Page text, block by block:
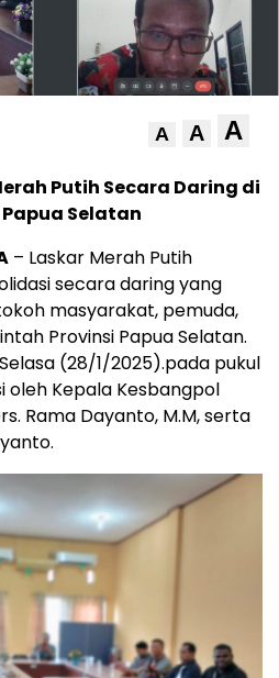
A A A
Putih Secara Daring di
Selatan
– Laskar Merah Putih
secara daring yang
masyarakat, pemuda,
Provinsi Papua Selatan.
(28/1/2025).pada pukul
oleh Kepala Kesbangpol
Rama Dayanto, M.M, serta